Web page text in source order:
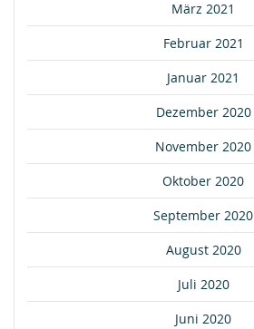
März 2021
Februar 2021
Januar 2021
Dezember 2020
November 2020
Oktober 2020
September 2020
August 2020
Juli 2020
Juni 2020